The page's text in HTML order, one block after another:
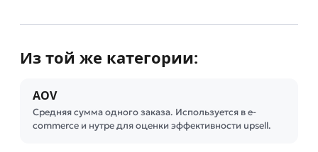
Из той же категории:
AOV
Средняя сумма одного заказа. Используется в e-
commerce и нутре для оценки эффективности upsell.